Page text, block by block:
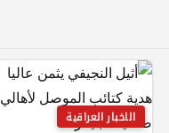
الاخبار العراقية